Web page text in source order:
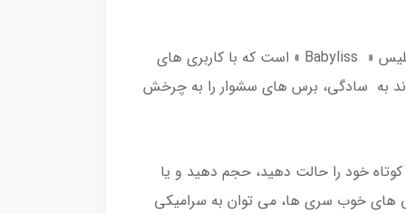
سشوار چرخشی بابیلیس مدل AS960 (1000 وات) ، یکی از محصولات با کیفیت تولید شده توسط کمپانی خوش نام بابیلیس « Babyliss » است که با کاربری های
تولید و طراحی شده است که می تواند به سادگی، برس های سشوار را به چرخش
خود را حالت دهید، حجم دهید و یا
های خوب سری ها، می توان به سرامیکی